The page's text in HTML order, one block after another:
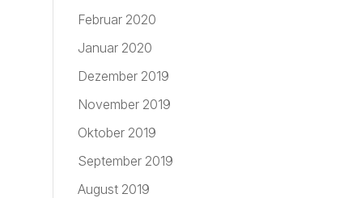
Februar 2020
Januar 2020
Dezember 2019
November 2019
Oktober 2019
September 2019
August 2019